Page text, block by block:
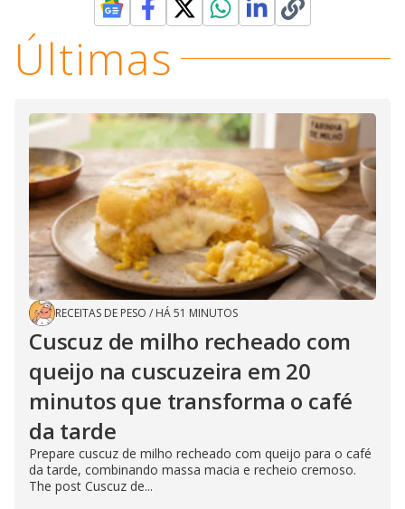
Últimas
RECEITAS DE PESO / HÁ 51 MINUTOS
Cuscuz de milho recheado com
queijo na cuscuzeira em 20
minutos que transforma o café
da tarde
Prepare cuscuz de milho recheado com queijo para o café
da tarde, combinando massa macia e recheio cremoso.
The post Cuscuz de...